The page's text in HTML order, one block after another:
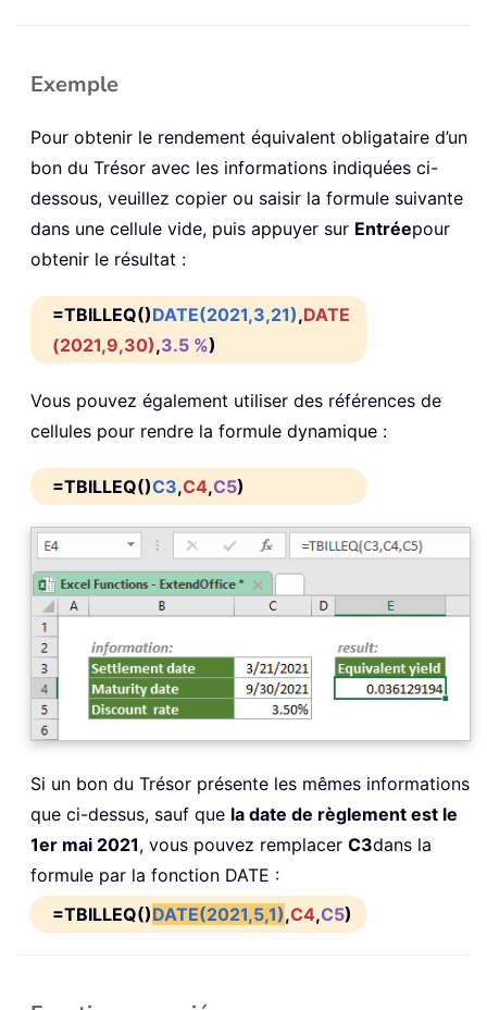
Exemple
Pour obtenir le rendement équivalent obligataire d’un
bon du Trésor avec les informations indiquées ci-
dessous, veuillez copier ou saisir la formule suivante
dans une cellule vide, puis appuyer sur Entréepour
obtenir le résultat :
=TBILLEQ()DATE(2021,3,21),DATE
(2021,9,30),3.5 %)
Vous pouvez également utiliser des références de
cellules pour rendre la formule dynamique :
=TBILLEQ()C3,C4,C5)
Si un bon du Trésor présente les mêmes informations
que ci-dessus, sauf que la date de règlement est le
1er mai 2021, vous pouvez remplacer C3dans la
formule par la fonction DATE :
=TBILLEQ()DATE(2021,5,1),C4,C5)